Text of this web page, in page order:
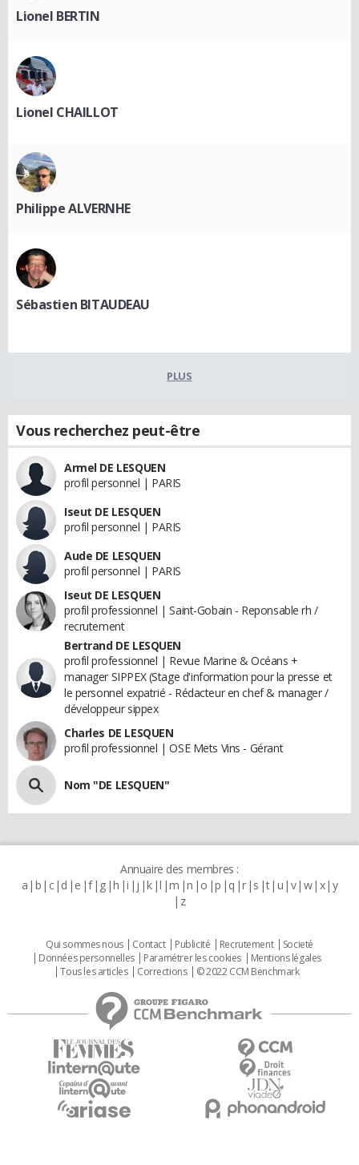
Lionel BERTIN
Lionel CHAILLOT
Philippe ALVERNHE
Sébastien BITAUDEAU
PLUS
Vous recherchez peut-être
Armel DE LESQUEN
profil personnel | PARIS
Iseut DE LESQUEN
profil personnel | PARIS
Aude DE LESQUEN
profil personnel | PARIS
Iseut DE LESQUEN
profil professionnel | Saint-Gobain - Reponsable rh /
recrutement
Bertrand DE LESQUEN
profil professionnel | Revue Marine & Océans +
manager SIPPEX (Stage d'information pour la presse et
le personnel expatrié - Rédacteur en chef & manager /
développeur sippex
Charles DE LESQUEN
profil professionnel | OSE Mets Vins - Gérant
Nom "DE LESQUEN"
Annuaire des membres :
a b c d e f g h i j k l m n o p q r s t u v w x y
z
Qui sommes nous Contact Publicité Recrutement
Societé
Données personnelles
Paramétrer les cookies
Mentions légales
Tous les articles
Corrections © 2022 CCM Benchmark